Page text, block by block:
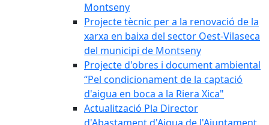
Montseny
Projecte tècnic per a la renovació de la
xarxa en baixa del sector Oest-Vilaseca
del municipi de Montseny
Projecte d'obres i document ambiental
“Pel condicionament de la captació
d'aigua en boca a la Riera Xica"
Actualització Pla Director